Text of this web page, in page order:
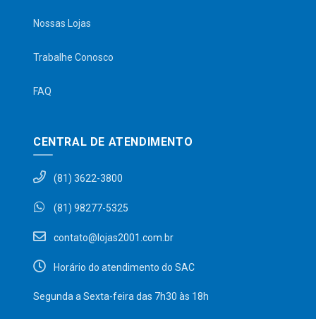
Nossas Lojas
Trabalhe Conosco
FAQ
CENTRAL DE ATENDIMENTO
(81) 3622-3800
(81) 98277-5325
contato@lojas2001.com.br
Horário do atendimento do SAC
Segunda a Sexta-feira das 7h30 às 18h